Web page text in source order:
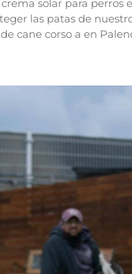
solar para
las patas de
cane corso a en